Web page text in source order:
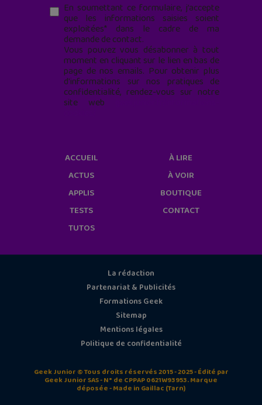
En soumettant ce formulaire, j’accepte
que les informations saisies soient
exploitées* dans le cadre de ma
demande de contact.
Vous pouvez vous désabonner à tout
moment en cliquant sur le lien en bas de
page de nos emails. Pour obtenir plus
d'informations sur nos pratiques de
confidentialité, rendez-vous sur notre
site web
ACCUEIL
ACTUS
APPLIS
TESTS
TUTOS
À LIRE
À VOIR
BOUTIQUE
CONTACT
La rédaction
Partenariat & Publicités
Formations Geek
Sitemap
Mentions légales
Politique de confidentialité
Geek Junior © Tous droits réservés 2015 - 2025 - Édité par
Geek Junior SAS - N° de CPPAP 0621W93953. Marque
déposée - Made in Gaillac (Tarn)